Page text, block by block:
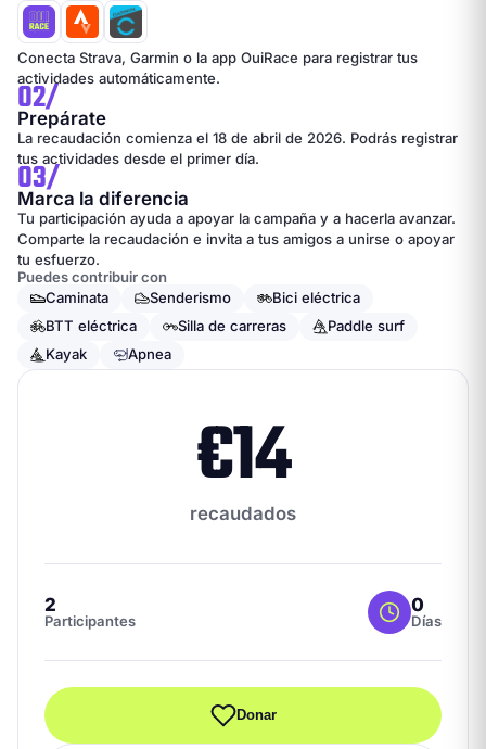
Conecta Strava, Garmin o la app OuiRace para registrar tus
actividades automáticamente.
02/
Prepárate
La recaudación comienza el 18 de abril de 2026. Podrás registrar
tus actividades desde el primer día.
03/
Marca la diferencia
Tu participación ayuda a apoyar la campaña y a hacerla avanzar.
Comparte la recaudación e invita a tus amigos a unirse o apoyar
tu esfuerzo.
Puedes contribuir con
Caminata
Senderismo
Bici eléctrica
BTT eléctrica
Silla de carreras
Paddle surf
Kayak
Apnea
€14
recaudados
2
Participantes
0
Días
Donar